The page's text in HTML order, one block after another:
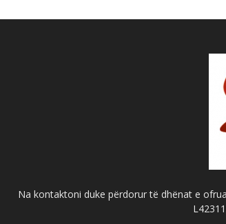
Na kontaktoni duke përdorur të dhënat e